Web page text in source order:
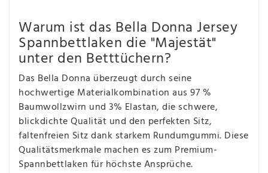
Warum ist das Bella Donna Jersey
Spannbettlaken die "Majestät"
unter den Betttüchern?
Das Bella Donna überzeugt durch seine
hochwertige Materialkombination aus 97 %
Baumwollzwirn und 3% Elastan, die schwere,
blickdichte Qualität und den perfekten Sitz,
faltenfreien Sitz dank starkem Rundumgummi. Diese
Qualitätsmerkmale machen es zum Premium-
Spannbettlaken für höchste Ansprüche.